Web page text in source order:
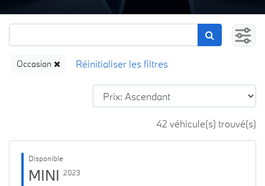
Occasion
42 véhicule(s) trouvé(s)
Disponible
MINI 2023